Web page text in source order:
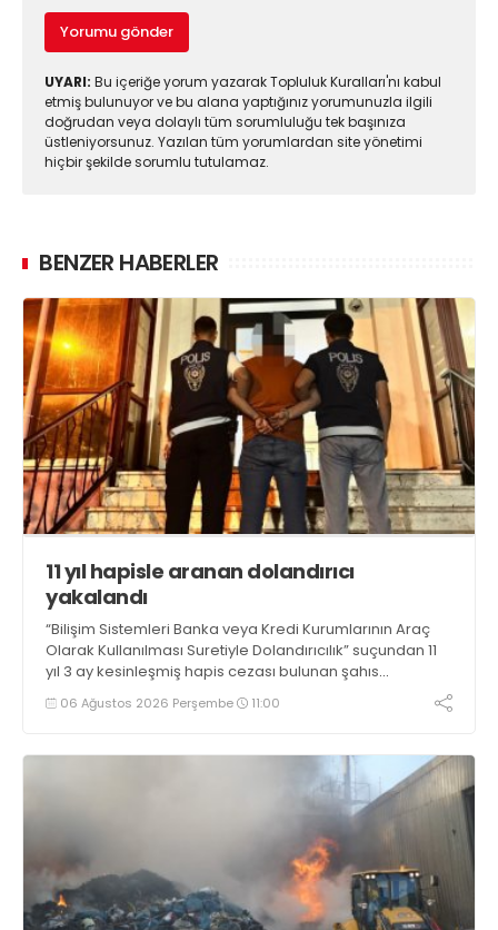
Yorumu gönder
UYARI: Bu içeriğe yorum yazarak Topluluk Kuralları'nı kabul
etmiş bulunuyor ve bu alana yaptığınız yorumunuzla ilgili
doğrudan veya dolaylı tüm sorumluluğu tek başınıza
üstleniyorsunuz. Yazılan tüm yorumlardan site yönetimi
hiçbir şekilde sorumlu tutulamaz.
BENZER HABERLER
11 yıl hapisle aranan dolandırıcı
yakalandı
“Bilişim Sistemleri Banka veya Kredi Kurumlarının Araç
Olarak Kullanılması Suretiyle Dolandırıcılık” suçundan 11
yıl 3 ay kesinleşmiş hapis cezası bulunan şahıs
yakalandı
06 Ağustos 2026 Perşembe 11:00